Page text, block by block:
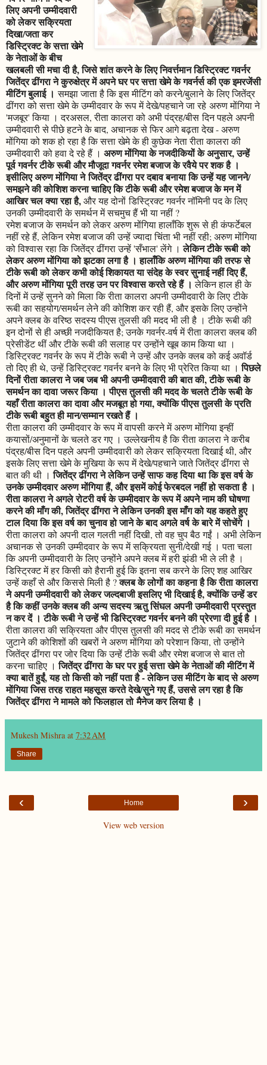
लिए अपनी उम्मीदवारी
को लेकर सक्रियता
दिखा/जता कर
डिस्ट्रिक्ट के सत्ता खेमे
के नेताओं के बीच
खलबली सी मचा दी है, जिसे शांत करने के लिए निवर्त्तमान डिस्ट्रिक्ट गवर्नर
जितेंद्र ढींगरा ने कुरुक्षेत्र में अपने घर पर सत्ता खेमे के गवर्नर्स की एक इमरजेंसी
मीटिंग बुलाई । समझा जाता है कि इस मीटिंग को करने/बुलाने के लिए जितेंद्र
ढींगरा को सत्ता खेमे के उम्मीदवार के रूप में देखे/पहचाने जा रहे अरुण मोंगिया ने
'मजबूर' किया । दरअसल, रीता कालरा को अभी पंद्रह/बीस दिन पहले अपनी
उम्मीदवारी से पीछे हटने के बाद, अचानक से फिर आगे बढ़ता देख - अरुण
मोंगिया को शक हो रहा है कि सत्ता खेमे के ही कुछेक नेता रीता कालरा की
उम्मीदवारी को हवा दे रहे हैं । अरुण मोंगिया के नजदीकियों के अनुसार, उन्हें
पूर्व गवर्नर टीके रूबी और मौजूदा गवर्नर रमेश बजाज के रवैये पर शक है ।
इसीलिए अरुण मोंगिया ने जितेंद्र ढींगरा पर दबाव बनाया कि उन्हें यह जानने/
समझने की कोशिश करना चाहिए कि टीके रूबी और रमेश बजाज के मन में
आखिर चल क्या रहा है,और यह दोनों डिस्ट्रिक्ट गवर्नर नॉमिनी पद के लिए
उनकी उम्मीदवारी के समर्थन में सचमुच हैं भी या नहीं ?
रमेश बजाज के समर्थन को लेकर अरुण मोंगिया हालाँकि शुरू से ही कंफर्टेबल
नहीं रहे हैं, लेकिन रमेश बजाज की उन्हें ज्यादा चिंता भी नहीं रही; अरुण मोंगिया
को विश्वास रहा कि जितेंद्र ढींगरा उन्हें 'सँभाल' लेंगे ।लेकिन टीके रूबी को
लेकर अरुण मोंगिया को झटका लगा है । हालाँकि अरुण मोंगिया की तरफ से
टीके रूबी को लेकर कभी कोई शिकायत या संदेह के स्वर सुनाई नहीं दिए हैं,
और अरुण मोंगिया पूरी तरह उन पर विश्वास करते रहे हैं । लेकिन हाल ही के
दिनों में उन्हें सुनने को मिला कि रीता कालरा अपनी उम्मीदवारी के लिए टीके
रूबी का सहयोग/समर्थन लेने की कोशिश कर रही हैं, और इसके लिए उन्होंने
अपने क्लब के वरिष्ठ सदस्य पीएस तुलसी की मदद भी ली है । टीके रूबी की
इन दोनों से ही अच्छी नजदीकियत है; उनके गवर्नर-वर्ष में रीता कालरा क्लब की
प्रेसीडेंट थीं और टीके रूबी की सलाह पर उन्होंने खूब काम किया था ।
डिस्ट्रिक्ट गवर्नर के रूप में टीके रूबी ने उन्हें और उनके क्लब को कई अवॉर्ड
तो दिए ही थे, उन्हें डिस्ट्रिक्ट गवर्नर बनने के लिए भी प्रेरित किया था ।पिछले
दिनों रीता कालरा ने जब जब भी अपनी उम्मीदवारी की बात की, टीके रूबी के
समर्थन का दावा जरूर किया । पीएस तुलसी की मदद के चलते टीके रूबी के
यहाँ रीता कालरा का दावा और मजबूत हो गया, क्योंकि पीएस तुलसी के प्रति
टीके रूबी बहुत ही मान/सम्मान रखते हैं ।
रीता कालरा की उम्मीदवार के रूप में वापसी करने में अरुण मोंगिया इन्हीं
कयासों/अनुमानों के चलते डर गए । उल्लेखनीय है कि रीता कालरा ने करीब
पंद्रह/बीस दिन पहले अपनी उम्मीदवारी को लेकर सक्रियता दिखाई थी, और
इसके लिए सत्ता खेमे के मुखिया के रूप में देखे/पहचाने जाते जितेंद्र ढींगरा से
बात की थी ।जितेंद्र ढींगरा ने लेकिन उन्हें साफ कह दिया था कि इस वर्ष के
उनके उम्मीदवार अरुण मोंगिया हैं, और इसमें कोई फेरबदल नहीं हो सकता है ।
रीता कालरा ने अगले रोटरी वर्ष के उम्मीदवार के रूप में अपने नाम की घोषणा
करने की माँग की, जितेंद्र ढींगरा ने लेकिन उनकी इस माँग को यह कहते हुए
टाल दिया कि इस वर्ष का चुनाव हो जाने के बाद अगले वर्ष के बारे में सोचेंगे ।
रीता कालरा को अपनी दाल गलती नहीं दिखी, तो वह चुप बैठ गईं । अभी लेकिन
अचानक से उनकी उम्मीदवार के रूप में सक्रियता सुनी/देखी गई । पता चला
कि अपनी उम्मीदवारी के लिए उन्होंने अपने क्लब में हरी झंडी भी ले ली है ।
डिस्ट्रिक्ट में हर किसी को हैरानी हुई कि इतना सब करने के लिए शह आखिर
उन्हें कहाँ से और किससे मिली है ?क्लब के लोगों का कहना है कि रीता कालरा
ने अपनी उम्मीदवारी को लेकर जल्दबाजी इसलिए भी दिखाई है, क्योंकि उन्हें डर
है कि कहीं उनके क्लब की अन्य सदस्य ऋतु सिंघल अपनी उम्मीदवारी प्रस्तुत
न कर दें । टीके रूबी ने उन्हें भी डिस्ट्रिक्ट गवर्नर बनने की प्रेरणा दी हुई है ।
रीता कालरा की सक्रियता और पीएस तुलसी की मदद से टीके रूबी का समर्थन
जुटाने की कोशिशों की खबरों ने अरुण मोंगिया को परेशान किया, तो उन्होंने
जितेंद्र ढींगरा पर जोर दिया कि उन्हें टीके रूबी और रमेश बजाज से बात तो
करना चाहिए ।जितेंद्र ढींगरा के घर पर हुई सत्ता खेमे के नेताओं की मीटिंग में
क्या बातें हुईं, यह तो किसी को नहीं पता है - लेकिन उस मीटिंग के बाद से अरुण
मोंगिया जिस तरह राहत महसूस करते देखे/सुने गए हैं, उससे लग रहा है कि
जितेंद्र ढींगरा ने मामले को फिलहाल तो मैनेज कर लिया है ।
Mukesh Mishra at 7:32 AM
Share
‹ ›
Home
View web version